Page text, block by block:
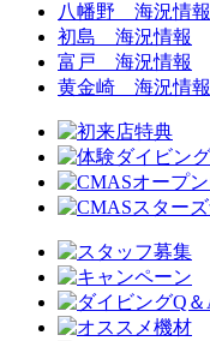
八幡野 海況情報
初島 海況情報
富戸 海況情報
黄金崎 海況情報